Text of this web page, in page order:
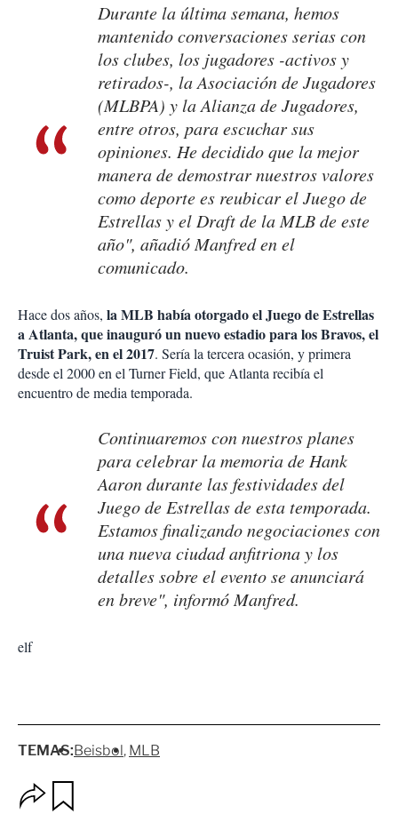
Durante la última semana, hemos
mantenido conversaciones serias con
los clubes, los jugadores -activos y
retirados-, la Asociación de Jugadores
(MLBPA) y la Alianza de Jugadores,
entre otros, para escuchar sus
opiniones. He decidido que la mejor
manera de demostrar nuestros valores
como deporte es reubicar el Juego de
Estrellas y el Draft de la MLB de este
año", añadió Manfred en el
comunicado.
Hace dos años, la MLB había otorgado el Juego de Estrellas
a Atlanta, que inauguró un nuevo estadio para los Bravos, el
Truist Park, en el 2017. Sería la tercera ocasión, y primera
desde el 2000 en el Turner Field, que Atlanta recibía el
encuentro de media temporada.
Continuaremos con nuestros planes
para celebrar la memoria de Hank
Aaron durante las festividades del
Juego de Estrellas de esta temporada.
Estamos finalizando negociaciones con
una nueva ciudad anfitriona y los
detalles sobre el evento se anunciará
en breve", informó Manfred.
elf
TEMAS:Beisbol MLB